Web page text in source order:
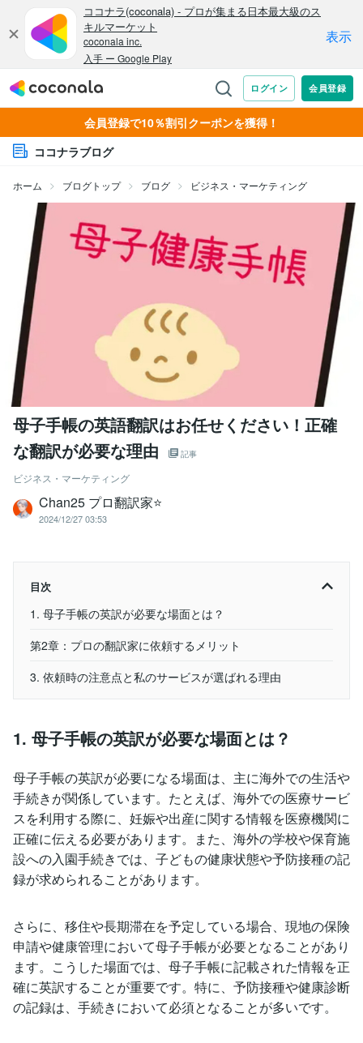
会員登録で10％割引クーポンを獲得！
ココナラブログ
ホーム ブログトップ ブログ ビジネス・マーケティング
母子手帳の英語翻訳はお任せください！正確
な翻訳が必要な理由
記事
ビジネス・マーケティング
Chan25 プロ翻訳家⭐️
2024/12/27 03:53
目次
1. 母子手帳の英訳が必要な場面とは？
第2章：プロの翻訳家に依頼するメリット
3. 依頼時の注意点と私のサービスが選ばれる理由
1. 母子手帳の英訳が必要な場面とは？
母子手帳の英訳が必要になる場面は、主に海外での生活や
手続きが関係しています。たとえば、海外での医療サービ
スを利用する際に、妊娠や出産に関する情報を医療機関に
正確に伝える必要があります。また、海外の学校や保育施
設への入園手続きでは、子どもの健康状態や予防接種の記
録が求められることがあります。
さらに、移住や長期滞在を予定している場合、現地の保険
申請や健康管理において母子手帳が必要となることがあり
ます。こうした場面では、母子手帳に記載された情報を正
確に英訳することが重要です。特に、予防接種や健康診断
の記録は、手続きにおいて必須となることが多いです。